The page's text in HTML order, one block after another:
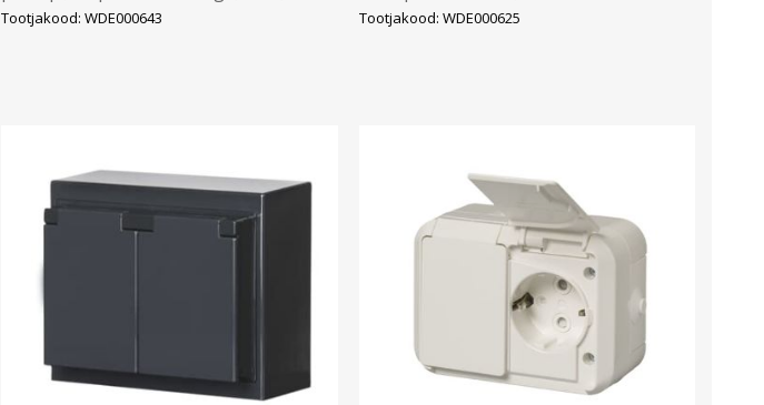
Tootjakood: WDE000643 Tootjakood: WDE000625